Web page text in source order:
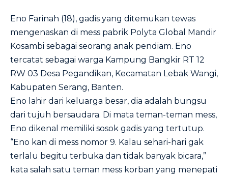
Eno Farinah (18), gadis yang ditemukan tewas
mengenaskan di mess pabrik Polyta Global Mandir
Kosambi sebagai seorang anak pendiam. Eno
tercatat sebagai warga Kampung Bangkir RT 12
RW 03 Desa Pegandikan, Kecamatan Lebak Wangi,
Kabupaten Serang, Banten.
Eno lahir dari keluarga besar, dia adalah bungsu
dari tujuh bersaudara. Di mata teman-teman mess,
Eno dikenal memiliki sosok gadis yang tertutup.
“Eno kan di mess nomor 9. Kalau sehari-hari gak
terlalu begitu terbuka dan tidak banyak bicara,”
kata salah satu teman mess korban yang menepati